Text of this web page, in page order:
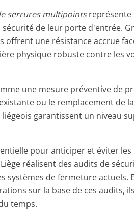
serrures multipointsreprésente
de leur porte d'entrée.
offrent une résistance accrue
physique robuste contre les
une mesure préventive de
ou le remplacement de
garantissent un niveau
pour anticiper et éviter
réalisent des audits de
systèmes de fermeture actuels.
sur la base de ces audits,
temps.